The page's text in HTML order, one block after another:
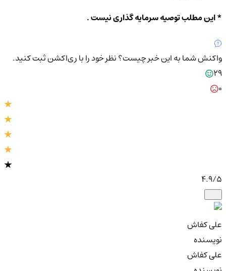
* این مطلب توصیه سرمایه گذاری نیست .
واکنش شما به این خبر چیست؟نظر خود را با ری‌اکشن ثبت کنید.
29
4.9/5
علی کفاش
نویسنده
علی کفاش